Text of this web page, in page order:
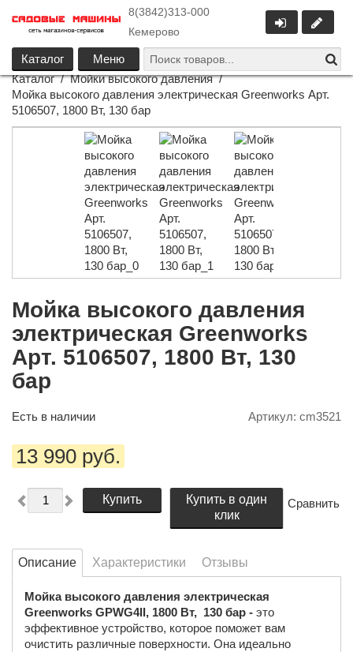
8(3842)313-000
Кемерово
Каталог
Меню
Каталог / Мойки высокого давления /
Мойка высокого давления электрическая Greenworks Арт.
5106507, 1800 Вт, 130 бар
Мойка высокого давления
электрическая Greenworks
Арт. 5106507, 1800 Вт, 130
бар
Артикул: cm3521
Есть в наличии
13 990 руб.
Купить
Купить в один
клик
Сравнить
Описание Характеристики Отзывы
Мойка высокого давления электрическая
Greenworks GPWG4II, 1800 Вт, 130 бар - это
эффективное устройство, которое поможет вам
очистить различные поверхности. Она идеально